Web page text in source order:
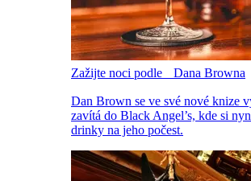
Zažijte noci podle Dana Browna
Dan Brown se ve své nové knize
zavítá do Black Angel’s, kde si
drinky na jeho počest.